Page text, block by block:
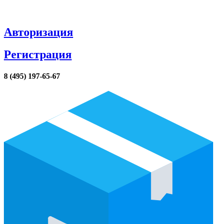
Авторизация
Регистрация
8 (495) 197-65-67